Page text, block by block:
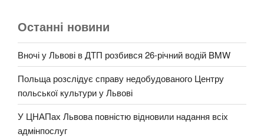
Останні новини
Вночі у Львові в ДТП розбився 26-річний водій BMW
Польща розслідує справу недобудованого Центру
польської культури у Львові
У ЦНАПах Львова повністю відновили надання всіх
адмінпослуг